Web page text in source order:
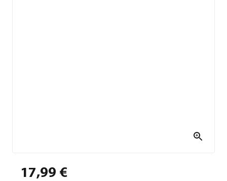
17,99 €